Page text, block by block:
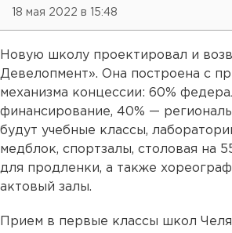
18 мая 2022 в 15:48
Новую школу проектировал и
Девелопмент». Она построена с
механизма концессии: 60%
финансирование, 40% —
будут учебные классы,
медблок, спортзалы, столовая на
для продленки, а также
актовый залы.
Прием в первые классы школ